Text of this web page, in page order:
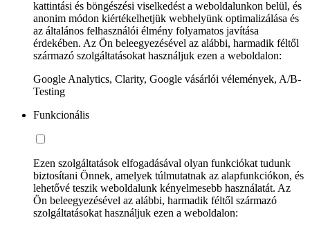
kattintási és böngészési viselkedést a weboldalunkon belül, és
anonim módon kiértékelhetjük webhelyünk optimalizálása és
az általános felhasználói élmény folyamatos javítása
érdekében. Az Ön beleegyezésével az alábbi, harmadik féltől
származó szolgáltatásokat használjuk ezen a weboldalon:
Google Analytics, Clarity, Google vásárlói vélemények, A/B-
Testing
Funkcionális
Ezen szolgáltatások elfogadásával olyan funkciókat tudunk
biztosítani Önnek, amelyek túlmutatnak az alapfunkciókon, és
lehetővé teszik weboldalunk kényelmesebb használatát. Az
Ön beleegyezésével az alábbi, harmadik féltől származó
szolgáltatásokat használjuk ezen a weboldalon: